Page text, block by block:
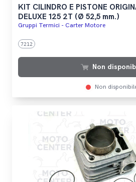
KIT CILINDRO E PISTONE
DELUXE 125 2T (Ø 52,5 mm.)
Gruppi Termici - Carter Motore
7212
Non
Non